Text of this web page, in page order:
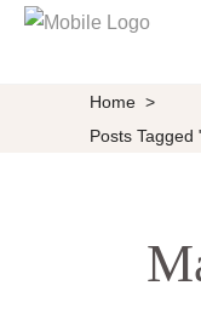
Home >
Posts